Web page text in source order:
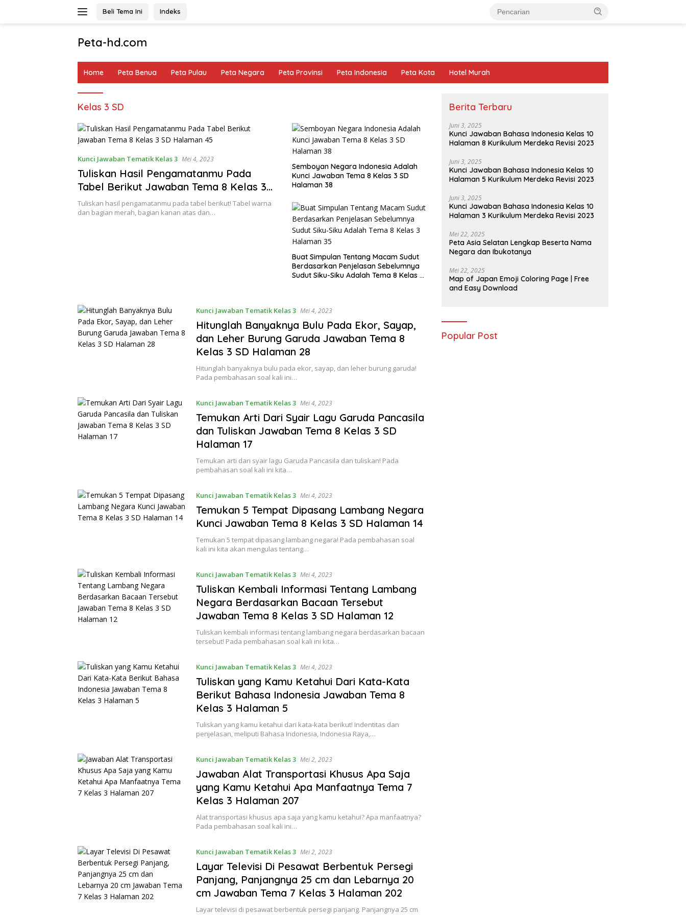
Beli Tema Ini Indeks
Peta-hd.com
Gambar
HD
Home Peta Benua Peta Pulau Peta Negara Peta Provinsi Peta Indonesia Peta Kota Hotel Murah
Kelas 3 SD
Kunci Jawaban Tematik Kelas 3 Mei 4, 2023
Tuliskan Hasil Pengamatanmu Pada
Tabel Berikut Jawaban Tema 8 Kelas 3
SD Halaman 45
Tuliskan hasil pengamatanmu pada tabel berikut! Tabel warna
dan bagian merah, bagian kanan atas dan…
Semboyan Negara Indonesia Adalah
Kunci Jawaban Tema 8 Kelas 3 SD
Halaman 38
Buat Simpulan Tentang Macam Sudut
Berdasarkan Penjelasan Sebelumnya
Sudut Siku-Siku Adalah Tema 8 Kelas 3
Kunci Jawaban Tematik Kelas 3 Mei 4, 2023
Hitunglah Banyaknya Bulu Pada Ekor, Sayap,
dan Leher Burung Garuda Jawaban Tema 8
Kelas 3 SD Halaman 28
Hitunglah banyaknya bulu pada ekor, sayap, dan leher burung garuda!
Pada pembahasan soal kali ini…
Kunci Jawaban Tematik Kelas 3 Mei 4, 2023
Temukan Arti Dari Syair Lagu Garuda Pancasila
dan Tuliskan Jawaban Tema 8 Kelas 3 SD
Halaman 17
Temukan arti dari syair lagu Garuda Pancasila dan tuliskan! Pada
pembahasan soal kali ini kita…
Kunci Jawaban Tematik Kelas 3 Mei 4, 2023
Temukan 5 Tempat Dipasang Lambang Negara
Kunci Jawaban Tema 8 Kelas 3 SD Halaman 14
Temukan 5 tempat dipasang lambang negara! Pada pembahasan soal
kali ini kita akan mengulas tentang…
Kunci Jawaban Tematik Kelas 3 Mei 4, 2023
Tuliskan Kembali Informasi Tentang Lambang
Negara Berdasarkan Bacaan Tersebut
Jawaban Tema 8 Kelas 3 SD Halaman 12
Tuliskan kembali informasi tentang lambang negara berdasarkan bacaan
tersebut! Pada pembahasan soal kali ini kita…
Kunci Jawaban Tematik Kelas 3 Mei 4, 2023
Tuliskan yang Kamu Ketahui Dari Kata-Kata
Berikut Bahasa Indonesia Jawaban Tema 8
Kelas 3 Halaman 5
Tuliskan yang kamu ketahui dari kata-kata berikut! Indentitas dan
penjelasan, meliputi Bahasa Indonesia, Indonesia Raya,…
Kunci Jawaban Tematik Kelas 3 Mei 2, 2023
Jawaban Alat Transportasi Khusus Apa Saja
yang Kamu Ketahui Apa Manfaatnya Tema 7
Kelas 3 Halaman 207
Alat transportasi khusus apa saja yang kamu ketahui? Apa manfaatnya?
Pada pembahasan soal kali ini…
Kunci Jawaban Tematik Kelas 3 Mei 2, 2023
Layar Televisi Di Pesawat Berbentuk Persegi
Panjang, Panjangnya 25 cm dan Lebarnya 20
cm Jawaban Tema 7 Kelas 3 Halaman 202
Layar televisi di pesawat berbentuk persegi panjang. Panjangnya 25 cm
Berita Terbaru
Juni 3, 2025
Kunci Jawaban Bahasa Indonesia Kelas 10
Halaman 8 Kurikulum Merdeka Revisi 2023
Juni 3, 2025
Kunci Jawaban Bahasa Indonesia Kelas 10
Halaman 5 Kurikulum Merdeka Revisi 2023
Juni 3, 2025
Kunci Jawaban Bahasa Indonesia Kelas 10
Halaman 3 Kurikulum Merdeka Revisi 2023
Mei 22, 2025
Peta Asia Selatan Lengkap Beserta Nama
Negara dan Ibukotanya
Mei 22, 2025
Map of Japan Emoji Coloring Page | Free
and Easy Download
Popular Post